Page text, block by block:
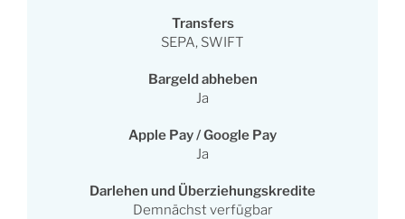
Transfers
SEPA, SWIFT
Bargeld abheben
Ja
Apple Pay / Google Pay
Ja
Darlehen und Überziehungskredite
Demnächst verfügbar